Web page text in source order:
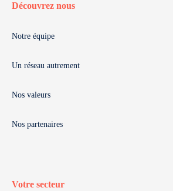
Découvrez nous
Notre équipe
Un réseau autrement
Nos valeurs
Nos partenaires
Votre secteur